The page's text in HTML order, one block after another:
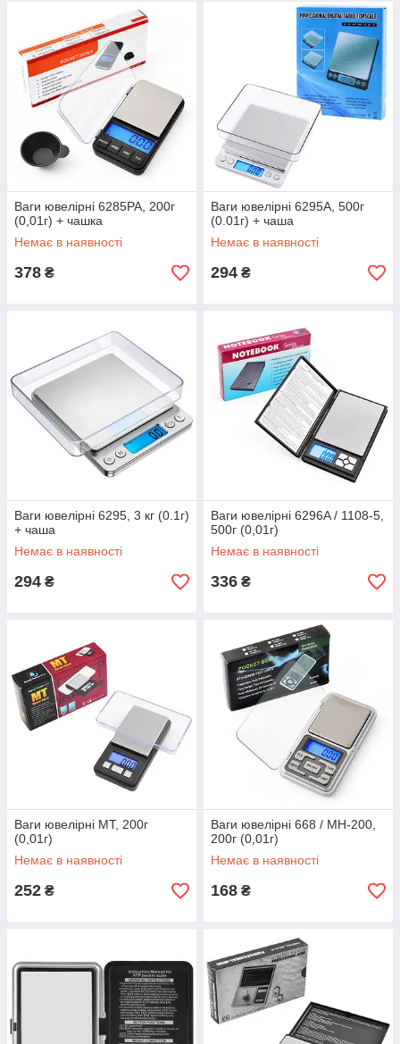
Ваги ювелірні 6285PA, 200г
(0,01г) + чашка
Немає в наявності
378 ₴
Ваги ювелірні 6295A, 500г
(0.01г) + чаша
Немає в наявності
294 ₴
Ваги ювелірні 6295, 3 кг (0.1г)
+ чаша
Немає в наявності
294 ₴
Ваги ювелірні 6296A / 1108-5,
500г (0,01г)
Немає в наявності
336 ₴
Ваги ювелірні MT, 200г
(0,01г)
Немає в наявності
252 ₴
Ваги ювелірні 668 / MH-200,
200г (0,01г)
Немає в наявності
168 ₴